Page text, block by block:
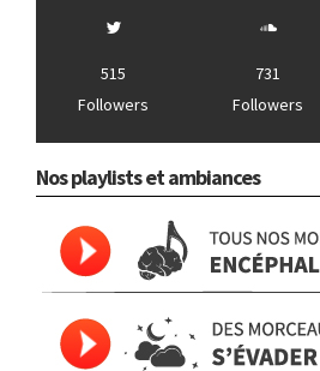
515
Followers
731
Followers
Nos playlists et ambiances